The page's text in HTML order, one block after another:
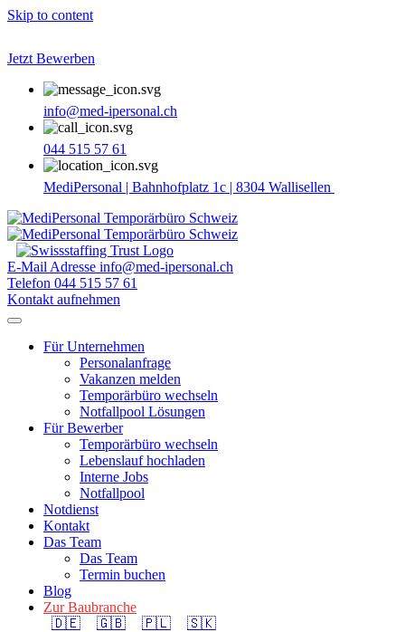
Skip to content
Jetzt Bewerben
info@med-ipersonal.ch
044 515 57 61
MediPersonal | Bahnhofplatz 1c | 8304 Wallisellen
E-Mail Adresse info@med-ipersonal.ch
Telefon 044 515 57 61
Kontakt aufnehmen
Für Unternehmen
Personalanfrage
Vakanzen melden
Temporärbüro wechseln
Notfallpool Lösungen
Für Bewerber
Temporärbüro wechseln
Lebenslauf hochladen
Interne Jobs
Notfallpool
Notdienst
Kontakt
Das Team
Das Team
Termin buchen
Blog
Zur Baubranche
🇩🇪
🇬🇧 🇵🇱 🇸🇰